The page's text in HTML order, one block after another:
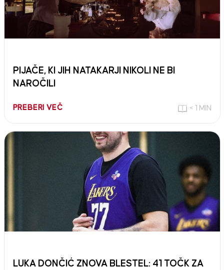
PIJAČE, KI JIH NATAKARJI NIKOLI NE BI
NAROČILI
PREBERI VEČ < 1 MIN
LUKA DONČIĆ ZNOVA BLESTEL: 41 TOČK ZA